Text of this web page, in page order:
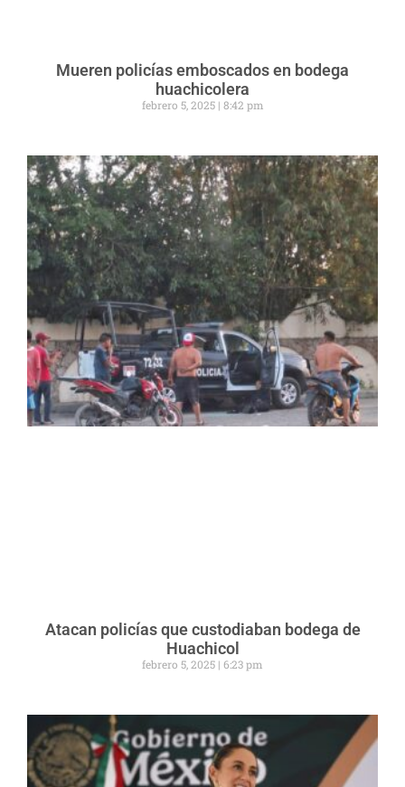
Mueren policías emboscados en bodega
huachicolera
febrero 5, 2025 8:42 pm
Atacan policías que custodiaban bodega de
Huachicol
febrero 5, 2025 6:23 pm